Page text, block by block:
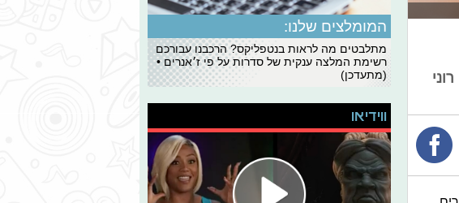
המומלצים שלנו:
מתלבטים מה לראות בנטפליקס? הרכבנו עבורכם
רשימת המלצה ענקית של סדרות על פי ז׳אנרים •
(מתעדכן)
ווידיאו